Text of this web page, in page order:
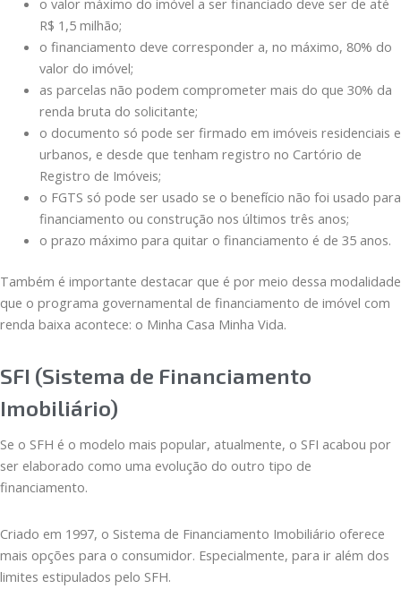
o valor máximo do imóvel a ser financiado deve ser de até
R$ 1,5 milhão;
o financiamento deve corresponder a, no máximo, 80% do
valor do imóvel;
as parcelas não podem comprometer mais do que 30% da
renda bruta do solicitante;
o documento só pode ser firmado em imóveis residenciais e
urbanos, e desde que tenham registro no Cartório de
Registro de Imóveis;
o FGTS só pode ser usado se o benefício não foi usado para
financiamento ou construção nos últimos três anos;
o prazo máximo para quitar o financiamento é de 35 anos.
Também é importante destacar que é por meio dessa modalidade
que o programa governamental de financiamento de imóvel com
renda baixa acontece: o Minha Casa Minha Vida.
SFI (Sistema de Financiamento
Imobiliário)
Se o SFH é o modelo mais popular, atualmente, o SFI acabou por
ser elaborado como uma evolução do outro tipo de
financiamento.
Criado em 1997, o Sistema de Financiamento Imobiliário oferece
mais opções para o consumidor. Especialmente, para ir além dos
limites estipulados pelo SFH.